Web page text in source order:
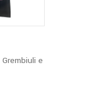
Grembiuli e